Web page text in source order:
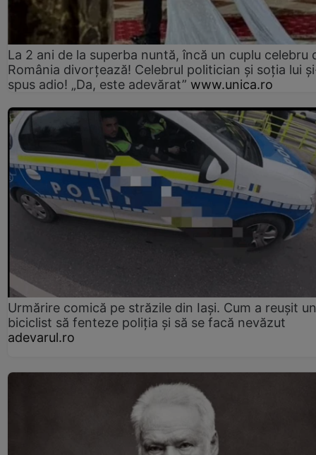
La 2 ani de la superba nuntă, încă un cuplu celebru
România divorțează! Celebrul politician și soția lui
spus adio! „Da, este adevărat” www.unica.ro
Urmărire comică pe străzile din Iași. Cum a reușit un
biciclist să fenteze poliția și să se facă nevăzut
adevarul.ro